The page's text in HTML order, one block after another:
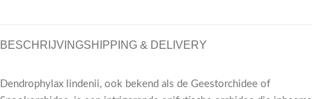
BESCHRIJVINGSHIPPING & DELIVERY
Dendrophylax lindenii, ook bekend als de Geestorchidee of